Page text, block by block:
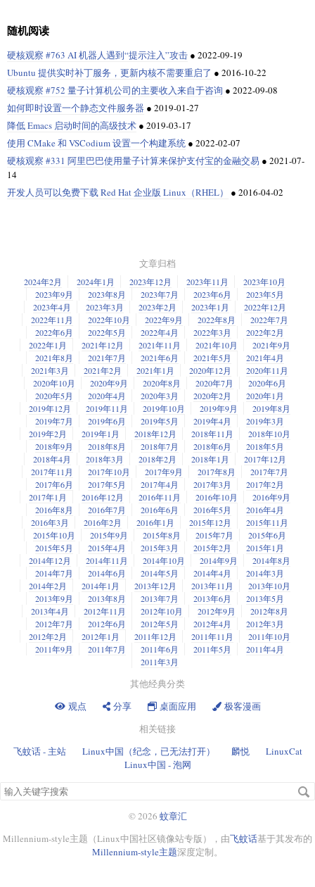
随机阅读
硬核观察 #763 AI 机器人遇到“提示注入”攻击 ● 2022-09-19
Ubuntu 提供实时补丁服务，更新内核不需要重启了 ● 2016-10-22
硬核观察 #752 量子计算机公司的主要收入来自于咨询 ● 2022-09-08
如何即时设置一个静态文件服务器 ● 2019-01-27
降低 Emacs 启动时间的高级技术 ● 2019-03-17
使用 CMake 和 VSCodium 设置一个构建系统 ● 2022-02-07
硬核观察 #331 阿里巴巴使用量子计算来保护支付宝的金融交易 ● 2021-07-
14
开发人员可以免费下载 Red Hat 企业版 Linux（RHEL）
● 2016-04-02
文章归档
2024年2月 2024年1月 2023年12月 2023年11月
2023年10月
2023年9月
2023年8月 2023年7月 2023年6月
2023年5月
2023年4月
2023年3月 2023年2月 2023年1月
2022年12月
2022年11月
2022年10月 2022年9月 2022年8月
2022年7月
2022年6月
2022年5月 2022年4月 2022年3月
2022年2月
2022年1月
2021年12月 2021年11月 2021年10月
2021年9月
2021年8月
2021年7月 2021年6月 2021年5月
2021年4月
2021年3月
2021年2月 2021年1月 2020年12月
2020年11月
2020年10月
2020年9月 2020年8月 2020年7月
2020年6月
2020年5月
2020年4月 2020年3月 2020年2月
2020年1月
2019年12月
2019年11月 2019年10月 2019年9月
2019年8月
2019年7月
2019年6月 2019年5月 2019年4月
2019年3月
2019年2月
2019年1月 2018年12月 2018年11月
2018年10月
2018年9月
2018年8月 2018年7月 2018年6月
2018年5月
2018年4月
2018年3月 2018年2月 2018年1月
2017年12月
2017年11月
2017年10月 2017年9月 2017年8月
2017年7月
2017年6月
2017年5月 2017年4月 2017年3月
2017年2月
2017年1月
2016年12月 2016年11月 2016年10月
2016年9月
2016年8月
2016年7月 2016年6月 2016年5月
2016年4月
2016年3月
2016年2月 2016年1月 2015年12月
2015年11月
2015年10月
2015年9月 2015年8月 2015年7月
2015年6月
2015年5月
2015年4月 2015年3月 2015年2月
2015年1月
2014年12月
2014年11月 2014年10月 2014年9月
2014年8月
2014年7月
2014年6月 2014年5月 2014年4月
2014年3月
2014年2月
2014年1月 2013年12月 2013年11月
2013年10月
2013年9月
2013年8月 2013年7月 2013年6月
2013年5月
2013年4月
2012年11月 2012年10月 2012年9月
2012年8月
2012年7月
2012年6月 2012年5月 2012年4月
2012年3月
2012年2月
2012年1月 2011年12月 2011年11月
2011年10月
2011年9月
2011年7月 2011年6月 2011年5月
2011年4月
2011年3月
其他经典分类
观点
分享 桌面应用
极客漫画
相关链接
飞蚊话 - 主站
Linux中国（纪念，已无法打开） 麟悦
LinuxCat
Linux中国 - 泡网
搜
字
© 2026 蚊章汇
Millennium-style主题（Linux中国社区镜像站专版），由飞蚊话基于其发布的
Millennium-style主题深度定制。